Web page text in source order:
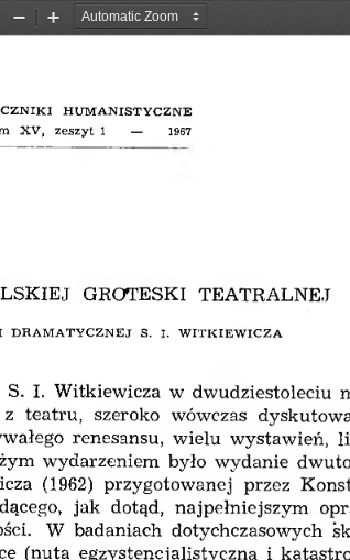
Zoom
Zoom
C Z N IK I  H U M A N IST Y C Z N E
X V ,  zeszyt  1     —     1967
GROTESKI  TEATRALNEJ
D R A M A T Y C Z N E J  S.  I.  W IT K IE W IC Z A
S.  I.  Witkiewicza  w  dwudziestoleciu
teatru,  szeroko  wówczas
renesansu,  wiełu  wystawień,
wydarzeniem  było  wydanie
(1962)  przygotowanej  przez
jak  dotąd,  najpełniejszym
W  badaniach  dotychczasowych
(nuta  egzystencjalistyczna  i